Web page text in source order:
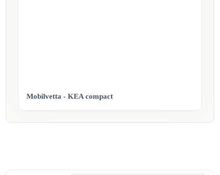
Mobilvetta - KEA compact